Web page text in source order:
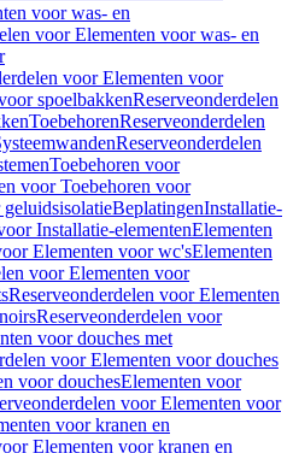
voor was- en
voor Elementen voor was- en
voor Elementen voor
spoelbakkenReserveonderdelen
ToebehorenReserveonderdelen
Reserveonderdelen
Toebehoren voor
voor Toebehoren voor
BeplatingenInstallatie-
Installatie-elementenElementen
Elementen voor wc'sElementen
voor Elementen voor
Reserveonderdelen voor Elementen
Reserveonderdelen voor
voor douches met
voor Elementen voor douches
voor douchesElementen voor
voor Elementen voor
voor kranen en
Elementen voor kranen en